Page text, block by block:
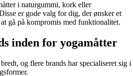
i naturgummi, kork eller
er gode valg for dig, der ønsker et
gå på kompromis med funktionalitet.
inden for yogamåtter
og flere brands har specialiseret sig i